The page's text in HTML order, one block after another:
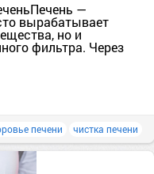
—
вырабатывает
но и
фильтра. Через
печени чистка печени